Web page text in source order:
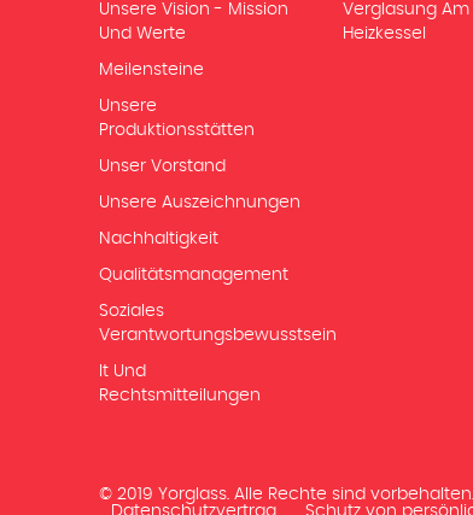
Unsere Vision - Mission
Und Werte
Meilensteine
Unsere
Produktionsstätten
Unser Vorstand
Unsere Auszeichnungen
Nachhaltigkeit
Qualitätsmanagement
Soziales
Verantwortungsbewusstsein
It Und
Rechtsmitteilungen
Verglasung Am
Heizkessel
© 2019 Yorglass. Alle Rechte sind vorbehalten.
Datenschutzvertrag
Schutz von